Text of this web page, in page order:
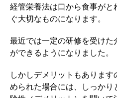
経管栄養法は口から食事が
ぐ大切なものになります。
最近では一定の研修を受けた
ができるようになりました。
しかしデメリットもありま
められた場合には、しっか